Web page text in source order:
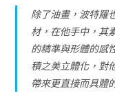
除了油畫，波特羅
材，在他手中，其
的精準與形體的感
積之美立體化，對
帶來更直接而具體